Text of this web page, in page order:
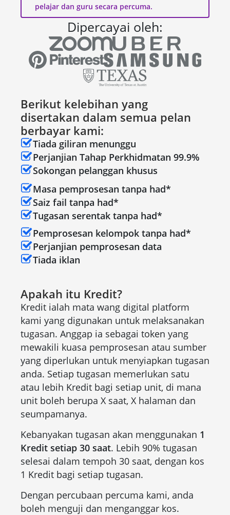
pelajar dan guru secara percuma.
Dipercayai oleh:
Berikut kelebihan yang
disertakan dalam semua pelan
berbayar kami:
Tiada giliran menunggu
Perjanjian Tahap Perkhidmatan 99.9%
Sokongan pelanggan khusus
Masa pemprosesan tanpa had*
Saiz fail tanpa had*
Tugasan serentak tanpa had*
Pemprosesan kelompok tanpa had*
Perjanjian pemprosesan data
Tiada iklan
Apakah itu Kredit?
Kredit ialah mata wang digital platform
kami yang digunakan untuk melaksanakan
tugasan. Anggap ia sebagai token yang
mewakili kuasa pemprosesan atau sumber
yang diperlukan untuk menyiapkan tugasan
anda. Setiap tugasan memerlukan satu
atau lebih Kredit bagi setiap unit, di mana
unit boleh berupa X saat, X halaman dan
seumpamanya.
Kebanyakan tugasan akan menggunakan 1
Kredit setiap 30 saat. Lebih 90% tugasan
selesai dalam tempoh 30 saat, dengan kos
1 Kredit bagi setiap tugasan.
Dengan percubaan percuma kami, anda
boleh menguji dan menganggar kos.